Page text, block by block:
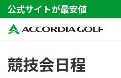
公式サイトが最安値
競技会日程